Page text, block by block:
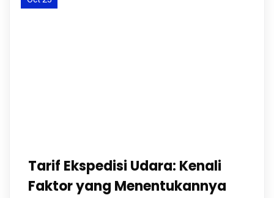
Tarif Ekspedisi Udara: Kenali
Faktor yang Menentukannya